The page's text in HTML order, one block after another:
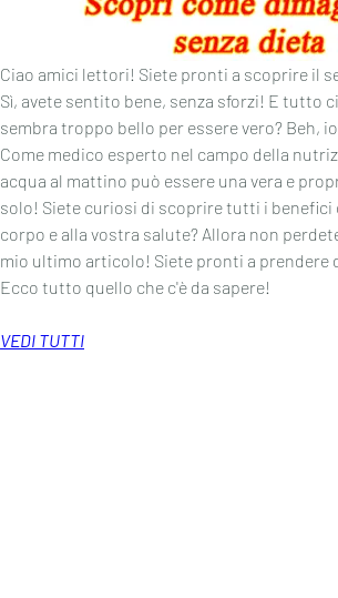
Ciao amici lettori! Siete pronti a scoprire il
Sì, avete sentito bene, senza sforzi! E tutto
sembra troppo bello per essere vero? Beh,
Come medico esperto nel campo della
acqua al mattino può essere una vera e
solo! Siete curiosi di scoprire tutti i benefici
corpo e alla vostra salute? Allora non
mio ultimo articolo! Siete pronti a prendere
Ecco tutto quello che c'è da sapere!
VEDI TUTTI